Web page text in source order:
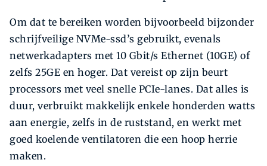
Om dat te bereiken worden bijvoorbeeld bijzonder
schrijfveilige NVMe-ssd’s gebruikt, evenals
netwerkadapters met 10 Gbit/s Ethernet (10GE) of
zelfs 25GE en hoger. Dat vereist op zijn beurt
processors met veel snelle PCIe-lanes. Dat alles is
duur, verbruikt makkelijk enkele honderden ­watts
aan energie, zelfs in de ruststand, en werkt met
goed koelende ventilatoren die een hoop herrie
maken.